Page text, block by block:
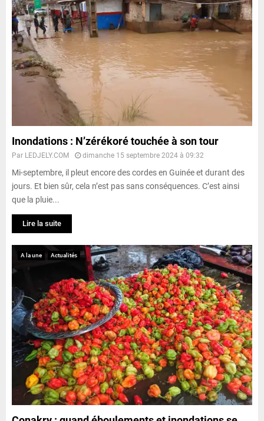
Inondations : N’zérékoré touchée à son tour
Par LEDJELY.COM dimanche 15 septembre 2024 à 09:32
Mi-septembre, il pleut encore des cordes en Guinée et durant des
jours. Et bien sûr, cela n’est pas sans conséquences. C’est ainsi
que la pluie...
Lire la suite
A la une Actualités